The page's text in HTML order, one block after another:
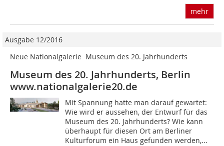
mehr
Ausgabe 12/2016
Neue Nationalgalerie  Museum des 20. Jahrhunderts
Museum des 20. Jahrhunderts, Berlin
www.nationalgalerie20.de
Mit Spannung hatte man darauf gewartet:
Wie wird er aussehen, der Entwurf für das
Museum des 20. Jahrhunderts? Wie kann
überhaupt für diesen Ort am Berliner
Kulturforum ein Haus gefunden werden,...